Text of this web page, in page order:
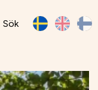
Sök